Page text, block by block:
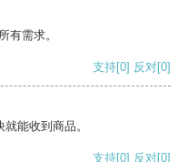
有需求。
支持[0] 反对[0]
能收到商品。
支持[0] 反对[0]